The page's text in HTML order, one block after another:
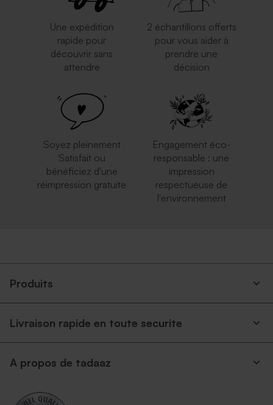
Une expédition
rapide pour
découvrir sans
attendre
2 échantillons offerts
pour vous aider à
prendre une
décision
Soyez pleinement
Satisfait ou
bénéficiez d'une
réimpression gratuite
Engagement éco-
responsable : une
impression
respectueuse de
l'environnement
Produits
Livraison rapide en toute securite
A propos de tadaaz